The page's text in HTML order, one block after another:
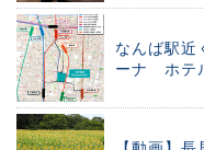
なんば駅近
ーナ ホテ